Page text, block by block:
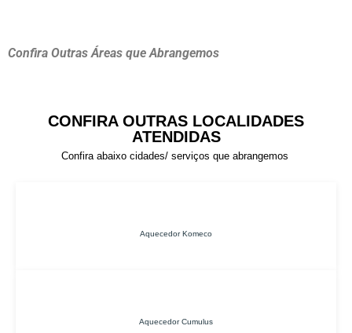
Confira Outras Áreas que Abrangemos
CONFIRA OUTRAS LOCALIDADES
ATENDIDAS
Confira abaixo cidades/ serviços que abrangemos
Aquecedor Komeco
Aquecedor Cumulus